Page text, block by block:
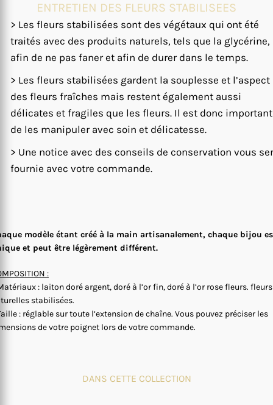
ENTRETIEN DES FLEURS STABILISEES
> Les fleurs stabilisées sont des végétaux qui ont été
traités avec des produits naturels, tels que la glycérine,
afin de ne pas faner et afin de durer dans le temps.
> Les fleurs stabilisées gardent la souplesse et l’aspect
des fleurs fraîches mais restent également aussi
délicates et fragiles que les fleurs. Il est donc important
de les manipuler avec soin et délicatesse.
> Une notice avec des conseils de conservation vous
fournie avec votre commande.
modèle étant créé à la main artisanalement, chaque bijou
et peut être légèrement différent.
:
: laiton doré argent, doré à l’or fin, doré à l’or rose fleurs. fleurs
stabilisées.
: réglable sur toute l’extension de chaîne. Vous pouvez préciser les
de votre poignet lors de votre commande.
DANS CETTE COLLECTION